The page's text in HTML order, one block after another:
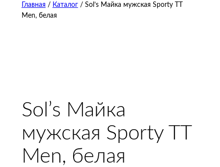
Главная / Каталог/ Sol’s Майка мужская Sporty TT
Men, белая
Sol’s Майка
мужская Sporty TT
Men, белая